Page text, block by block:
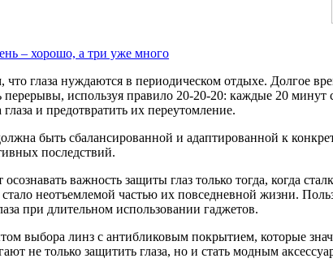
– хорошо, а три уже много
что глаза нуждаются в периодическом отдыхе. Долгое
перерывы, используя правило 20-20-20: каждые 20
и предотвратить их переутомление.
быть сбалансированной и адаптированной к
последствий.
важность защиты глаз только тогда, когда
неотъемлемой частью их повседневной жизни.
при длительном использовании гаджетов.
выбора линз с антибликовым покрытием, которые
не только защитить глаза, но и стать модным